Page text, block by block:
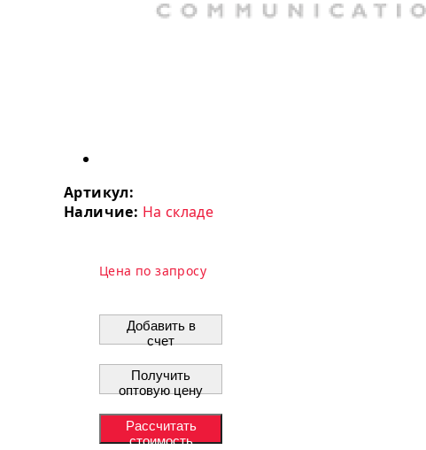
Артикул:
Наличие: На складе
Цена по запросу
Добавить в
счет
Получить
оптовую цену
Рассчитать
стоимость